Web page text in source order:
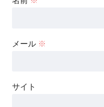
メール ※
サイト